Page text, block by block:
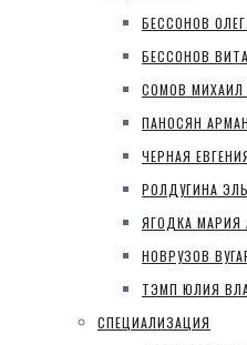
БЕССОНОВ
БЕССОНОВ
СОМОВ МИХАИЛ
ПАНОСЯН
ЧЕРНАЯ
РОЛДУГИНА
ЯГОДКА МАРИЯ
НОВРУЗОВ
ТЭМП ЮЛИЯ
СПЕЦИАЛИЗАЦИЯ